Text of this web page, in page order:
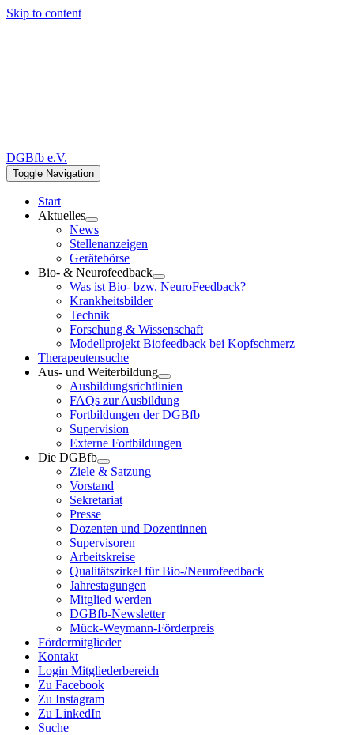
Skip to content
DGBfb e.V.
Toggle Navigation
Start
Aktuelles
News
Stellenanzeigen
Gerätebörse
Bio- & Neurofeedback
Was ist Bio- bzw. NeuroFeedback?
Krankheitsbilder
Technik
Forschung & Wissenschaft
Modellprojekt Biofeedback bei Kopfschmerz
Therapeutensuche
Aus- und Weiterbildung
Ausbildungsrichtlinien
FAQs zur Ausbildung
Fortbildungen der DGBfb
Supervision
Externe Fortbildungen
Die DGBfb
Ziele & Satzung
Vorstand
Sekretariat
Presse
Dozenten und Dozentinnen
Supervisoren
Arbeitskreise
Qualitätszirkel für Bio-/Neurofeedback
Jahrestagungen
Mitglied werden
DGBfb-Newsletter
Mück-Weymann-Förderpreis
Fördermitglieder
Kontakt
Login Mitgliederbereich
Zu Facebook
Zu Instagram
Zu LinkedIn
Suche